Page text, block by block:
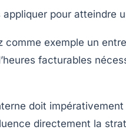
pour atteindre
comme exemple un
facturables
doit
directement la